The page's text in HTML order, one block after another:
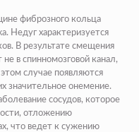
фиброзного кольца
Недуг характеризуется
В результате смещения
в спинномозговой канал,
случае появляются
значительное онемение.
сосудов, которое
отложению
что ведет к сужению